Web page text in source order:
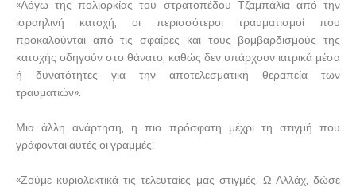
«Λόγω της πολιορκίας του στρατοπέδου Τζαμπάλια από την
ισραηλινή κατοχή, οι περισσότεροι τραυματισμοί που
προκαλούνται από τις σφαίρες και τους βομβαρδισμούς της
κατοχής οδηγούν στο θάνατο, καθώς δεν υπάρχουν ιατρικά μέσα
ή δυνατότητες για την αποτελεσματική θεραπεία των
τραυματιών».
Μια άλλη ανάρτηση, η πιο πρόσφατη μέχρι τη στιγμή που
γράφονται αυτές οι γραμμές:
«Ζούμε κυριολεκτικά τις τελευταίες μας στιγμές. Ω Αλλάχ, δώσε